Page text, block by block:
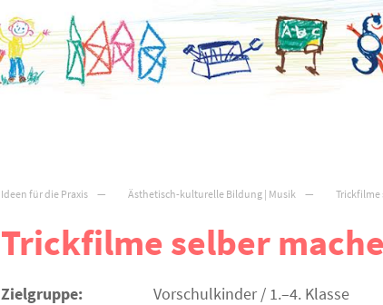
Ideen für die Praxis Ästhetisch-kulturelle Bildung | Musik Trickfilme
Trickfilme selber
Zielgruppe:
Vorschulkinder / 1.–4. Klasse